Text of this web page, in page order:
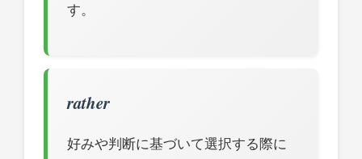
す。
rather
好みや判断に基づいて選択する際に